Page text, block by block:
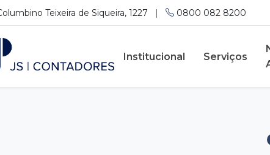
Teixeira de Siqueira, 1227 | 0800 082 8200
Institucional Serviços